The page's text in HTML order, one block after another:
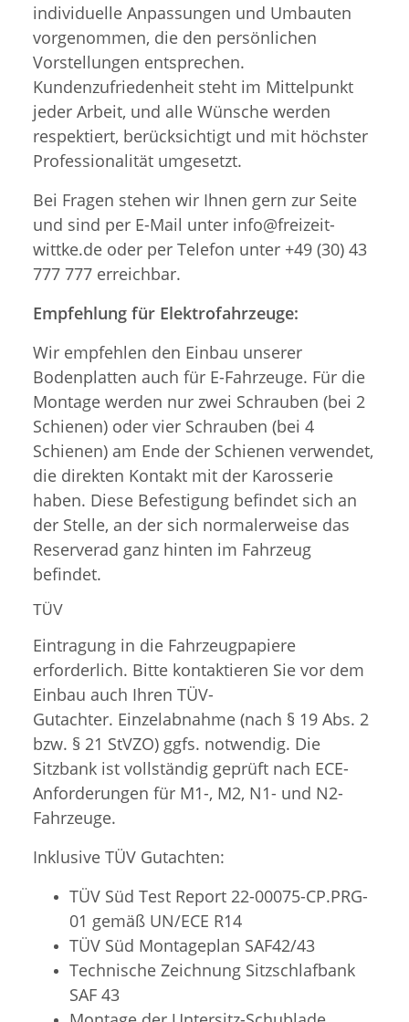
individuelle Anpassungen und Umbauten
vorgenommen, die den persönlichen
Vorstellungen entsprechen.
Kundenzufriedenheit steht im Mittelpunkt
jeder Arbeit, und alle Wünsche werden
respektiert, berücksichtigt und mit höchster
Professionalität umgesetzt.
Bei Fragen stehen wir Ihnen gern zur Seite
und sind per E-Mail unter info@freizeit-
wittke.de oder per Telefon unter +49 (30) 43
777 777 erreichbar.
Empfehlung für Elektrofahrzeuge:
Wir empfehlen den Einbau unserer
Bodenplatten auch für E-Fahrzeuge. Für die
Montage werden nur zwei Schrauben (bei 2
Schienen) oder vier Schrauben (bei 4
Schienen) am Ende der Schienen verwendet,
die direkten Kontakt mit der Karosserie
haben. Diese Befestigung befindet sich an
der Stelle, an der sich normalerweise das
Reserverad ganz hinten im Fahrzeug
befindet.
TÜV
Eintragung in die Fahrzeugpapiere
erforderlich. Bitte kontaktieren Sie vor dem
Einbau auch Ihren TÜV-
Gutachter. Einzelabnahme (nach § 19 Abs. 2
bzw. § 21 StVZO) ggfs. notwendig. Die
Sitzbank ist vollständig geprüft nach ECE-
Anforderungen für M1-, M2, N1- und N2-
Fahrzeuge.
Inklusive TÜV Gutachten:
TÜV Süd Test Report 22-00075-CP.PRG-
01 gemäß UN/ECE R14
TÜV Süd Montageplan SAF42/43
Technische Zeichnung Sitzschlafbank
SAF 43